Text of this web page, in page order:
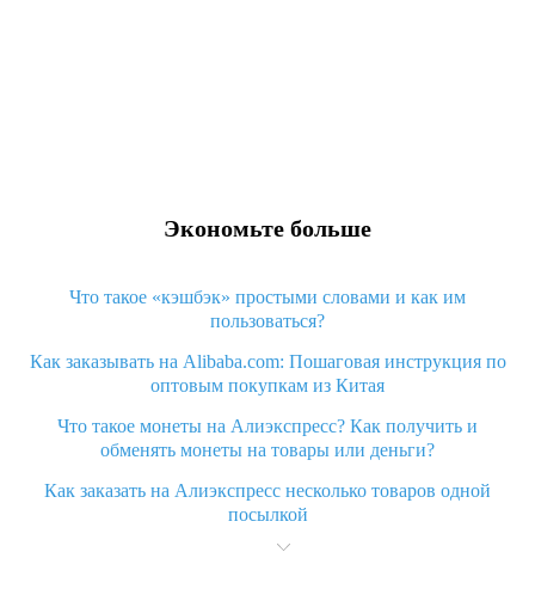
Экономьте больше
Что такое «кэшбэк» простыми словами и как им
пользоваться?
Как заказывать на Alibaba.com: Пошаговая инструкция по
оптовым покупкам из Китая
Что такое монеты на Алиэкспресс? Как получить и
обменять монеты на товары или деньги?
Как заказать на Алиэкспресс несколько товаров одной
посылкой
Что значит статус «Заказ закрыт» на Алиэкспресс и что